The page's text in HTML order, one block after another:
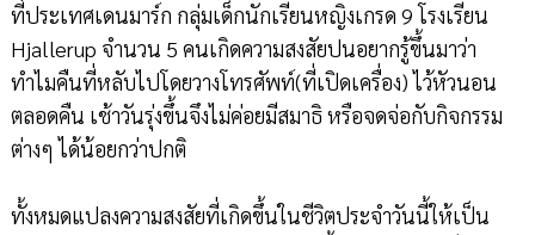
ที่ประเทศเดนมาร์ก กลุ่มเด็กนักเรียนหญิงเกรด 9 โรงเรียน
Hjallerup จำนวน 5 คนเกิดความสงสัยปนอยากรู้ขึ้นมาว่า
ทำไมคืนที่หลับไปโดยวางโทรศัพท์(ที่เปิดเครื่อง) ไว้หัวนอน
ตลอดคืน เช้าวันรุ่งขึ้นจึงไม่ค่อยมีสมาธิ หรือจดจ่อกับกิจกรรม
ต่างๆ ได้น้อยกว่าปกติ
ทั้งหมดแปลงความสงสัยที่เกิดขึ้นในชีวิตประจำวันนี้ให้เป็น